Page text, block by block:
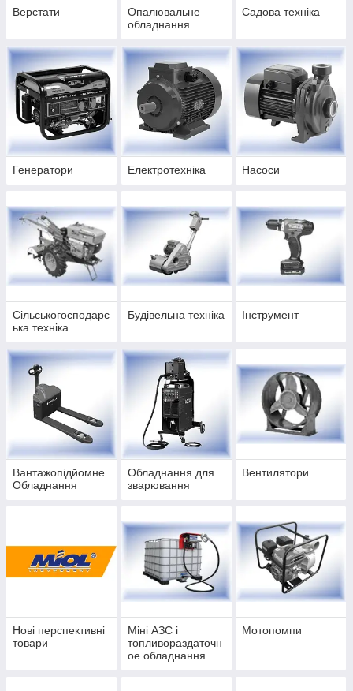
Верстати
Опалювальне
обладнання
Садова техніка
Генератори Електротехніка Насоси
Сільськогосподарс
ька техніка
Будівельна техніка Інструмент
Вантажопідйомне
Обладнання
Обладнання для
зварювання
Вентилятори
Нові перспективні
товари
Міні АЗС і
топливораздаточн
ое обладнання
Мотопомпи